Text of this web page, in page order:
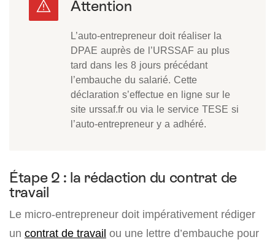
L’auto-entrepreneur doit réaliser la
DPAE auprès de l’URSSAF au plus
tard dans les 8 jours précédant
l’embauche du salarié. Cette
déclaration s’effectue en ligne sur le
site urssaf.fr ou via le service TESE si
l’auto-entrepreneur y a adhéré.
Étape 2 : la rédaction du contrat de
travail
Le micro-entrepreneur doit impérativement rédiger
un contrat de travail ou une lettre d’embauche pour